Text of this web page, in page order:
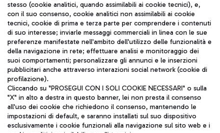
Fast Food
Pizza
Treno
Raggiungi velocemente l'aeroporto di Fiumicino da Roma
tramite i servizi ferroviari Trenitalia.
Autobus
TRAVEL JOURNAL
ITA
stesso (cookie analitici, quando assimilabili ai cookie tecnici), e,
con il suo consenso, cookie analitici non assimilabili ai cookie
tecnici, cookie di prima e terza parte per comprendere i contenuti
di suo interesse; inviarle messaggi commerciali in linea con le sue
preferenze manifestate nell'ambito dell'utilizzo delle funzionalità e
della navigazione in rete; effettuare analisi e monitoraggio dei
suoi comportamenti; personalizzare gli annunci e le inserzioni
pubblicitari anche attraverso interazioni social network (cookie di
profilazione).
Cliccando su "PROSEGUI CON I SOLI COOKIE NECESSARI" o sulla
"X" in alto a destra in questo banner, lei non presta il consenso
all'uso dei cookie che richiedono il consenso, mantenendo le
impostazioni di default, e saranno installati sul suo dispositivo
esclusivamente i cookie funzionali alla navigazione sul sito web e i